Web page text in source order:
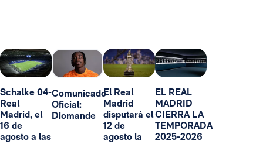
Schalke 04-
Real
Madrid, el
16 de
agosto a las
Comunicado
Oficial:
Diomande
El Real
Madrid
disputará el
12 de
agosto la
EL REAL
MADRID
CIERRA LA
TEMPORADA
2025-2026